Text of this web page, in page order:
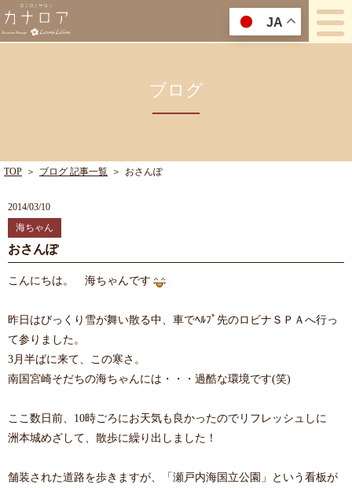
ブログ
TOP ＞ ブログ 記事一覧 ＞ おさんぽ
2014/03/10
海ちゃん
おさんぽ
こんにちは。 海ちゃんです
昨日はびっくり雪が舞い散る中、車でﾍﾙﾌﾟ先のロビナＳＰＡへ行っ
て参りました。
3月半ばに来て、この寒さ。
南国宮崎そだちの海ちゃんには・・・過酷な環境です(笑)
ここ数日前、10時ごろにお天気も良かったのでリフレッシュしに
洲本城めざして、散歩に繰り出しました！
舗装された道路を歩きますが、「瀬戸内海国立公園」という看板が
JA